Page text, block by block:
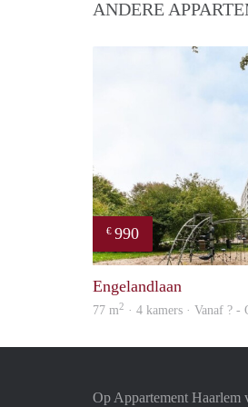
ANDERE
€ 990
Engelandlaan
77 m2 · 4 kamers · Vanaf ? -
Op Appartement Haarlem